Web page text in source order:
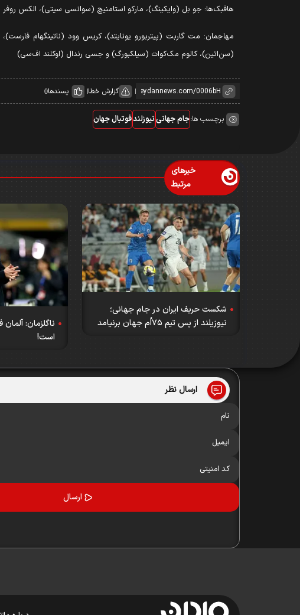
هافبک‌ها: جو بل (وایکینگ)، مارکو استامنیچ (سوانسی سیتی)، الکس
مهاجمان: مت گاربت (پیتربورو یونایتد)، کریس وود (ناتینگهام
(سن‌اتین)، کالوم مک‌کوات (سیلکبورگ) و جسی رندال (اوکلند اف‌سی)
گزارش خطا پسندها0
برچسب ها:جام جهانینیوزلندفوتبال جهان
خبرهای
مرتبط
شکست حریف ایران در جام جهانی؛
نیوزیلند از پس تیم ۷۵اُم جهان برنیامد
ناگلزمان:
است!
ارسال نظر